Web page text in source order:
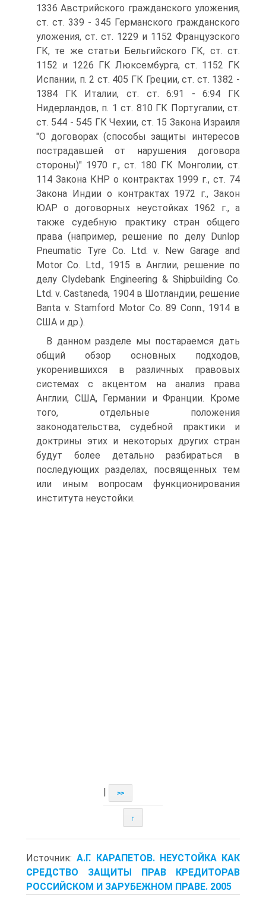
1336 Австрийского гражданского уложения,
ст. ст. 339 - 345 Германского гражданского
уложения, ст. ст. 1229 и 1152 Французского
ГК, те же статьи Бельгийского ГК, ст. ст.
1152 и 1226 ГК Люксембурга, ст. 1152 ГК
Испании, п. 2 ст. 405 ГК Греции, ст. ст. 1382 -
1384 ГК Италии, ст. ст. 6:91 - 6:94 ГК
Нидерландов, п. 1 ст. 810 ГК Португалии, ст.
ст. 544 - 545 ГК Чехии, ст. 15 Закона Израиля
"О договорах (способы защиты интересов
пострадавшей от нарушения договора
стороны)" 1970 г., ст. 180 ГК Монголии, ст.
114 Закона КНР о контрактах 1999 г., ст. 74
Закона Индии о контрактах 1972 г., Закон
ЮАР о договорных неустойках 1962 г., а
также судебную практику стран общего
права (например, решение по делу Dunlop
Pneumatic Tyre Co. Ltd. v. New Garage and
Motor Co. Ltd., 1915 в Англии, решение по
делу Clydebank Engineering & Shipbuilding Co.
Ltd. v. Castaneda, 1904 в Шотландии, решение
Banta v. Stamford Motor Co. 89 Conn., 1914 в
США и др.).
В данном разделе мы постараемся дать
общий обзор основных подходов,
укоренившихся в различных правовых
системах с акцентом на анализ права
Англии, США, Германии и Франции. Кроме
того, отдельные положения
законодательства, судебной практики и
доктрины этих и некоторых других стран
будут более детально разбираться в
последующих разделах, посвященных тем
или иным вопросам функционирования
института неустойки.
>>
↑
Источник:А.Г. КАРАПЕТОВ. НЕУСТОЙКА КАК
СРЕДСТВО ЗАЩИТЫ ПРАВ КРЕДИТОРАВ
РОССИЙСКОМ И ЗАРУБЕЖНОМ ПРАВЕ. 2005